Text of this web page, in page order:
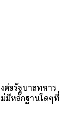
ต่อรัฐบาลทหาร
มีหลักฐานใดๆที่